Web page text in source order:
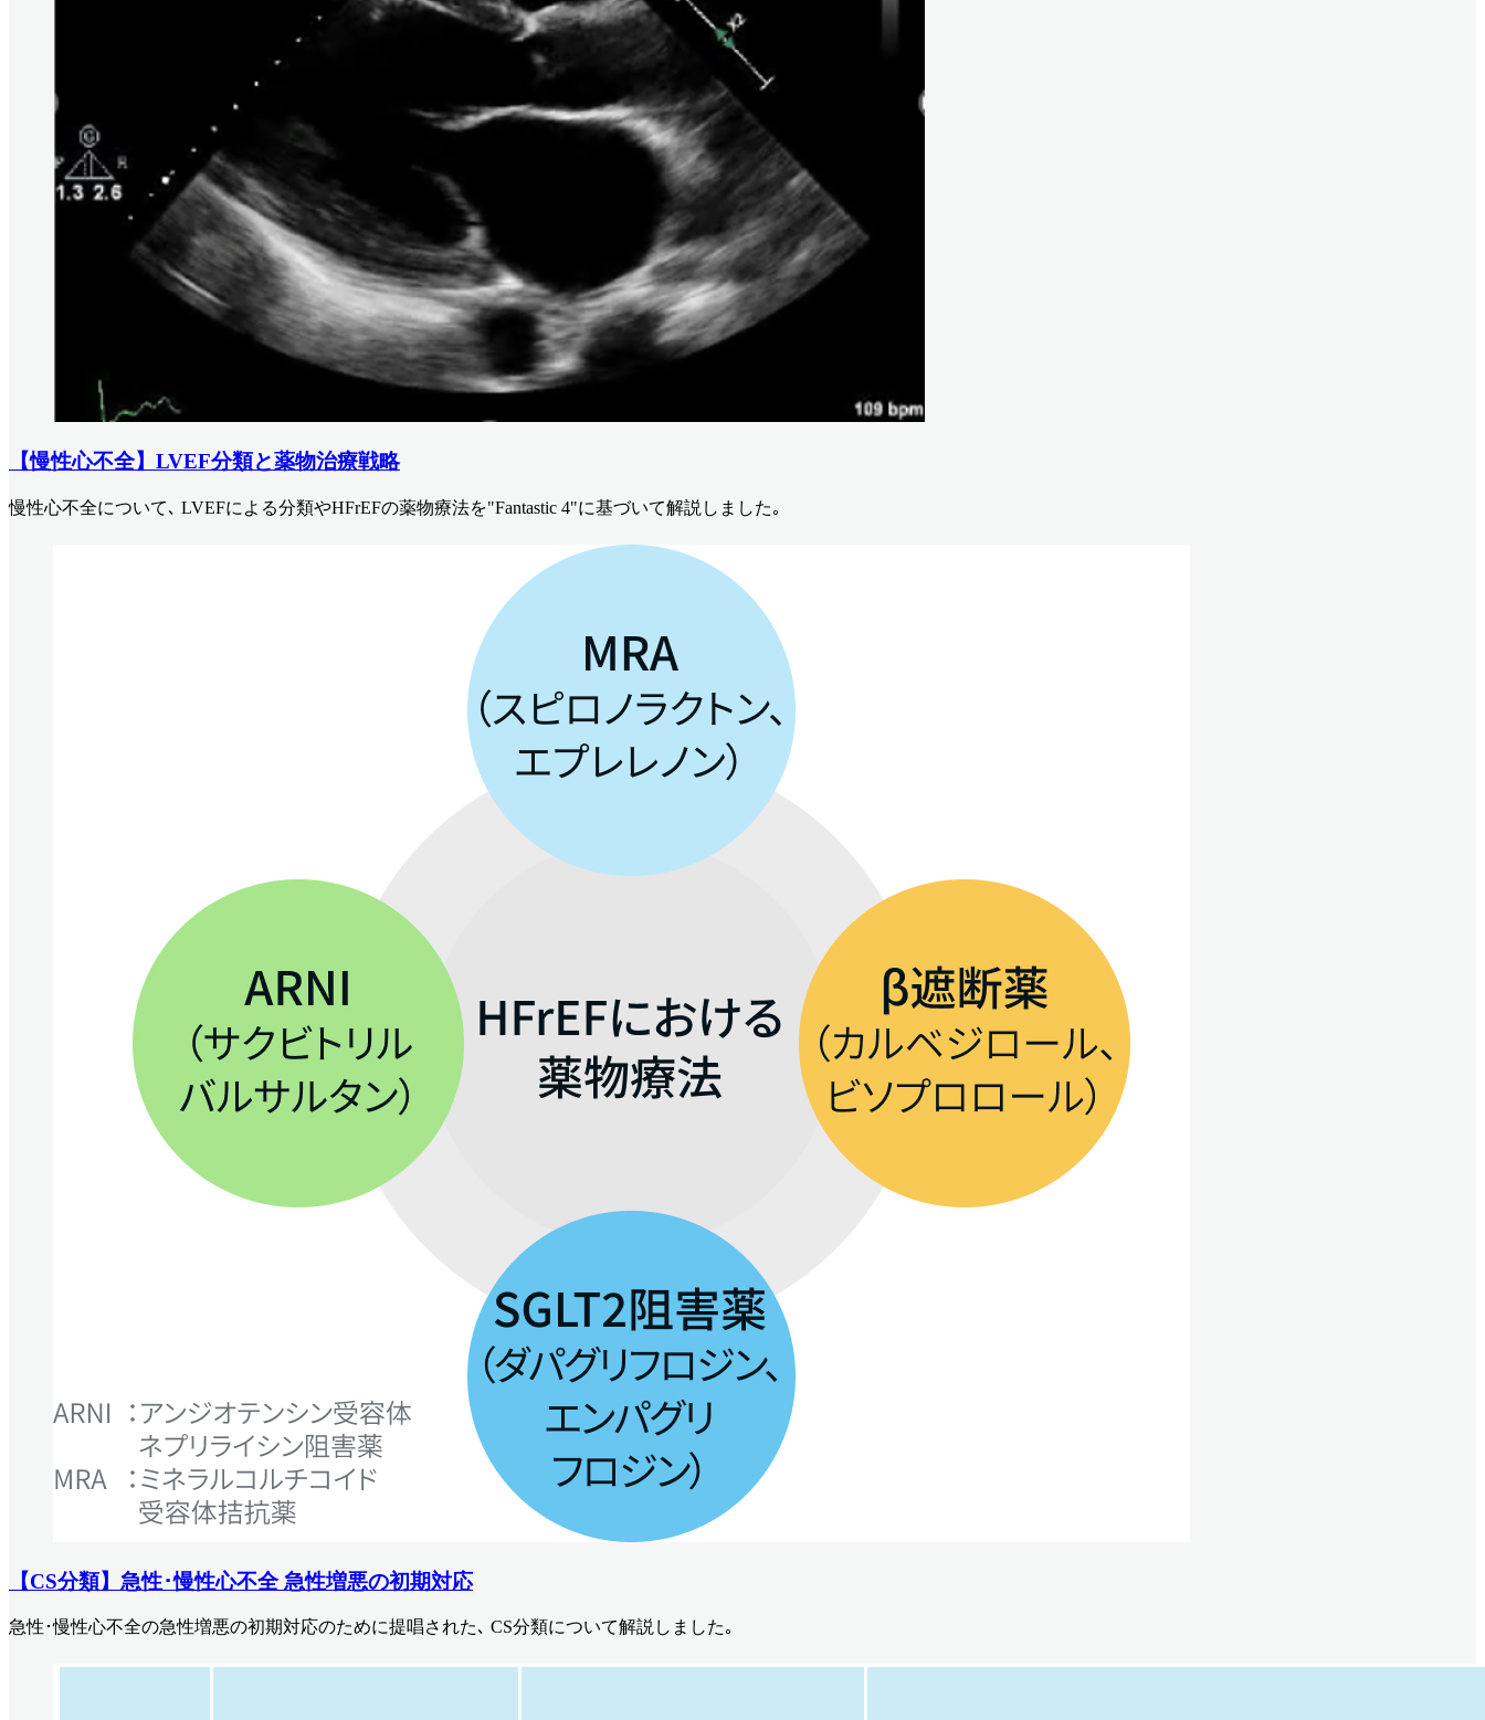
【慢性心不全】LVEF分類と薬物治療戦略
慢性心不全について､ LVEFによる分類やHFrEFの薬物療法を"Fantastic 4"に基づいて解説しました｡
【CS分類】急性･慢性心不全 急性増悪の初期対応
急性･慢性心不全の急性増悪の初期対応のために提唱された､ CS分類について解説しました｡